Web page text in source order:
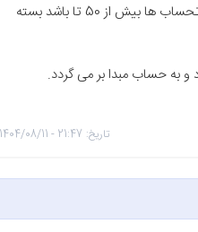
در حساب کاربری مقصد یک بسته 50 تایی تهیه بفرمایید. اگر تعداد صورتحساب ها بیش از 50 تا باشد بسته
به حساب مبدا بر می گردد.
تاریخ: 21:47 - 1404/08/11